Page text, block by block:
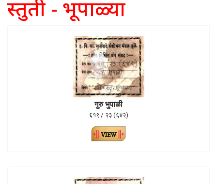
स्तुती - भूपाळ्या
गुरु भुपाळी
६१९ / २३ (६४२)